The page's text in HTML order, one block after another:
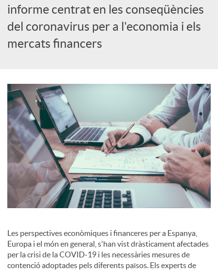
o
c
i
a
l
s
informe centrat en les conseqüències
del coronavirus per a l'economia i els
mercats financers
Les perspectives econòmiques i financeres per a Espanya,
Europa i el món en general, s'han vist dràsticament afectades
per la crisi de la COVID-19 i les necessàries mesures de
contenció adoptades pels diferents països. Els experts de